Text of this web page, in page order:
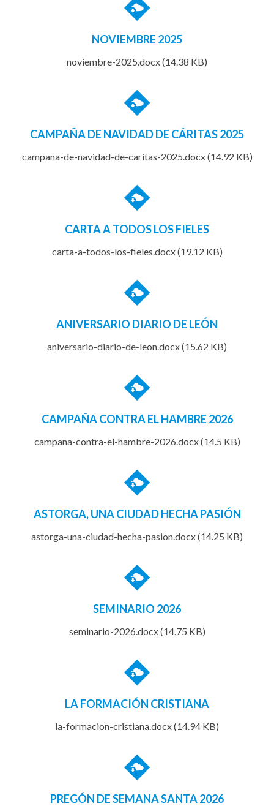
NOVIEMBRE 2025
noviembre-2025.docx (14.38 KB)
CAMPAÑA DE NAVIDAD DE CÁRITAS 2025
campana-de-navidad-de-caritas-2025.docx (14.92 KB)
CARTA A TODOS LOS FIELES
carta-a-todos-los-fieles.docx (19.12 KB)
ANIVERSARIO DIARIO DE LEÓN
aniversario-diario-de-leon.docx (15.62 KB)
CAMPAÑA CONTRA EL HAMBRE 2026
campana-contra-el-hambre-2026.docx (14.5 KB)
ASTORGA, UNA CIUDAD HECHA PASIÓN
astorga-una-ciudad-hecha-pasion.docx (14.25 KB)
SEMINARIO 2026
seminario-2026.docx (14.75 KB)
LA FORMACIÓN CRISTIANA
la-formacion-cristiana.docx (14.94 KB)
PREGÓN DE SEMANA SANTA 2026